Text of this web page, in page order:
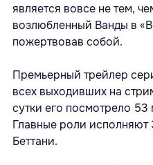
является вовсе не тем,
возлюбленный Ванды в
пожертвовав собой.
Премьерный трейлер
всех выходивших на
сутки его посмотрело 53
Главные роли
Беттани.